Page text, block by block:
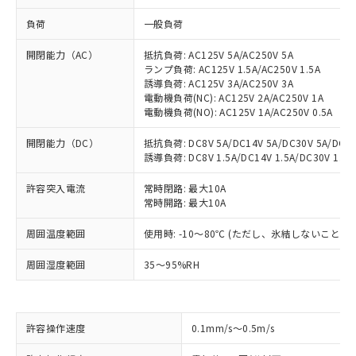
負荷 一般負荷
開閉能力（AC）
抵抗負荷: AC125V 5A/AC250V 5A
ランプ負荷: AC125V 1.5A/AC250V 1.5A
誘導負荷: AC125V 3A/AC250V 3A
電動機負荷(NC): AC125V 2A/AC250V 1A
電動機負荷(NO): AC125V 1A/AC250V 0.5A
開閉能力（DC）
抵抗負荷: DC8V 5A/DC14V 5A/DC30V 5A/
誘導負荷: DC8V 1.5A/DC14V 1.5A/DC30V
許容突入電流
常時閉路: 最大10A
常時開路: 最大10A
周囲温度範囲 使用時: -10～80℃ (ただし、氷結しないこと）
周囲湿度範囲 35～95%RH
許容操作速度 0.1mm/s～0.5m/s
※1 対応状況
対応済み：EU RoHS指令（10物質）の